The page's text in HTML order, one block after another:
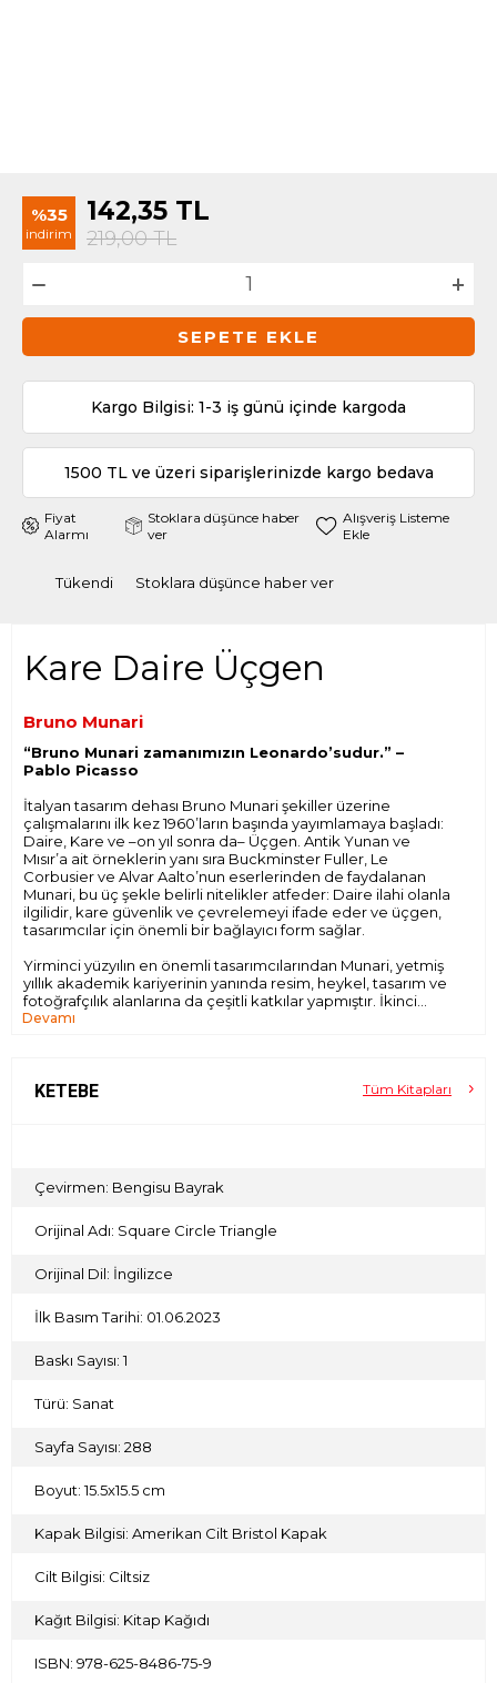
%35
indirim
142,35 TL
219,00TL
SEPETE EKLE
Kargo Bilgisi: 1-3 iş günü içinde kargoda
1500 TL ve üzeri siparişlerinizde kargo bedava
Fiyat
Alarmı
Stoklara düşünce haber
ver
Alışveriş Listeme
Ekle
Tükendi Stoklara düşünce haber ver
Kare Daire Üçgen
Bruno Munari
“Bruno Munari zamanımızın Leonardo’sudur.” –
Pablo Picasso
İtalyan tasarım dehası Bruno Munari şekiller üzerine
çalışmalarını ilk kez 1960’ların başında yayımlamaya başladı:
Daire, Kare ve –on yıl sonra da– Üçgen. Antik Yunan ve
Mısır’a ait örneklerin yanı sıra Buckminster Fuller, Le
Corbusier ve Alvar Aalto’nun eserlerinden de faydalanan
Munari, bu üç şekle belirli nitelikler atfeder: Daire ilahi olanla
ilgilidir, kare güvenlik ve çevrelemeyi ifade eder ve üçgen,
tasarımcılar için önemli bir bağlayıcı form sağlar.
Yirminci yüzyılın en önemli tasarımcılarından Munari, yetmiş
yıllık akademik kariyerinin yanında resim, heykel, tasarım ve
fotoğrafçılık alanlarına da çeşitli katkılar yapmıştır. İkinci
Dünya Savaşı’ndan sonra kitap tasarımına odaklanan
Grafik, tasarım ve sanat dünyasında geniş bir takipçi
Devamı
KETEBE Tüm Kitapları
Çevirmen: Bengisu Bayrak
Orijinal Adı: Square Circle Triangle
Orijinal Dil: İngilizce
İlk Basım Tarihi: 01.06.2023
Baskı Sayısı: 1
Türü: Sanat
Sayfa Sayısı: 288
Boyut: 15.5x15.5 cm
Kapak Bilgisi: Amerikan Cilt Bristol Kapak
Cilt Bilgisi: Ciltsiz
Kağıt Bilgisi: Kitap Kağıdı
ISBN: 978-625-8486-75-9